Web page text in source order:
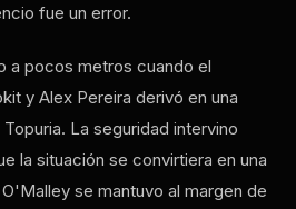
fue un error.
a pocos metros cuando el
y Alex Pereira derivó en una
La seguridad intervino
la situación se convirtiera en una
se mantuvo al margen de